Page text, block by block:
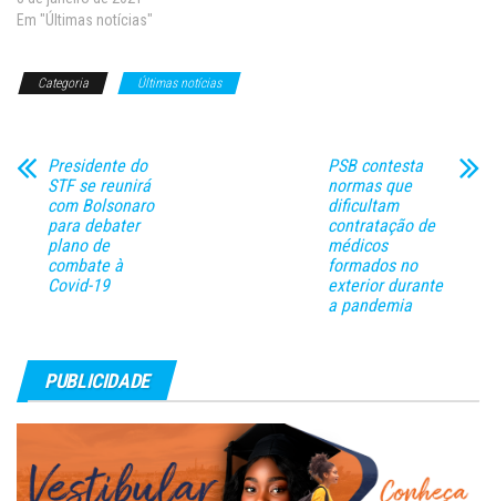
bancoImagemSco_AP_452274
Elétrica (Abradee) ajuizou, no
6624) contra o Decreto
estadual 40.628/2019 do
Amazonas, que alterou a
metodologia…
Em "Últimas notícias"
Categoria Últimas notícias
Presidente do
STF se reunirá
com Bolsonaro
para debater
plano de
combate à
Covid-19
PSB contesta
normas que
dificultam
contratação de
médicos
formados no
exterior durante
a pandemia
PUBLICIDADE